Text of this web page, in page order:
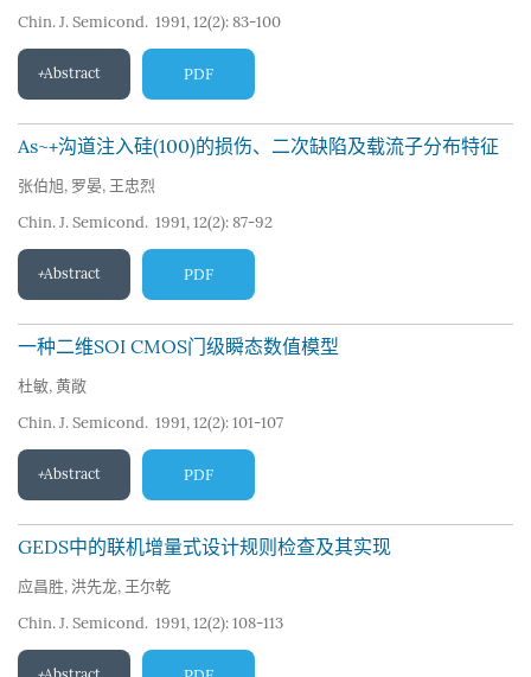
Chin. J. Semicond. 1991, 12(2): 83-100
Abstract PDF
As~+沟道注入硅(100)的损伤、二次缺陷及载流子分布特征
张伯旭, 罗晏, 王忠烈
Chin. J. Semicond. 1991, 12(2): 87-92
Abstract PDF
一种二维SOI CMOS门级瞬态数值模型
杜敏, 黄敞
Chin. J. Semicond. 1991, 12(2): 101-107
Abstract PDF
GEDS中的联机增量式设计规则检查及其实现
应昌胜, 洪先龙, 王尔乾
Chin. J. Semicond. 1991, 12(2): 108-113